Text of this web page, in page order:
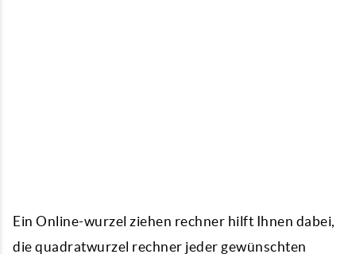
Ein Online-wurzel ziehen rechner hilft Ihnen dabei,
die quadratwurzel rechner jeder gewünschten